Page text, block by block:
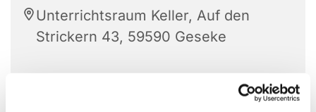
Unterrichtsraum Keller, Auf den
Strickern 43, 59590 Geseke